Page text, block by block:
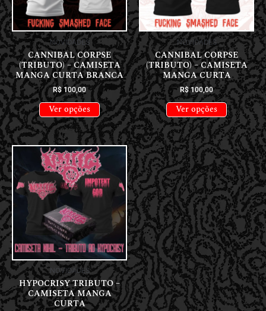
NOVIDADES
CANNIBAL CORPSE
(TRIBUTO) – CAMISETA
MANGA CURTA BRANCA
R$100,00
Ver opções
NOVIDADES
CANNIBAL CORPSE
(TRIBUTO) – CAMISETA
MANGA CURTA
R$100,00
Ver opções
NOVIDADES
HYPOCRISY TRIBUTO –
CAMISETA MANGA
CURTA